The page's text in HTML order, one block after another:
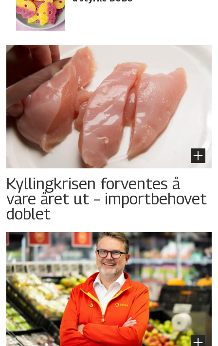
Kyllingkrisen forventes å
vare året ut – importbehovet
doblet